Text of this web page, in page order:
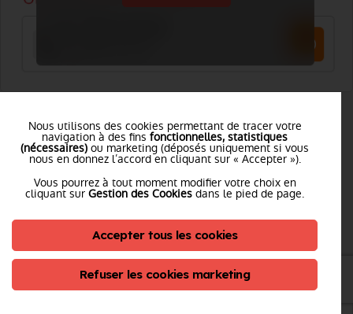
SOUS-DIRECTION SANTÉ
Adresse :
10, chemin de la Clairière
25042 BESANCON
Nous utilisons des cookies permettant de tracer votre
navigation à des fins fonctionnelles, statistiques
(nécessaires) ou marketing (déposés uniquement si vous
nous en donnez l’accord en cliquant sur « Accepter »).
Vous pourrez à tout moment modifier votre choix en
cliquant sur Gestion des Cookies dans le pied de page.
Accepter tous les cookies
Refuser les cookies marketing